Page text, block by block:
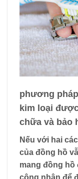
phương
kim loại
chữa và bảo
Nếu với hai
của đồng hồ
mang đồng
công nhận để